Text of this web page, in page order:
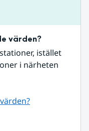
värden?
istället
i närheten